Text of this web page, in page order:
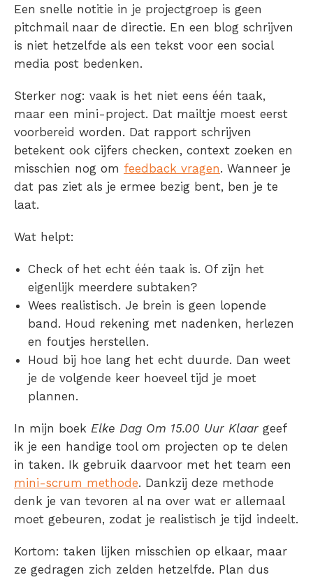
Een snelle notitie in je projectgroep is geen
pitchmail naar de directie. En een blog schrijven
is niet hetzelfde als een tekst voor een social
media post bedenken.
Sterker nog: vaak is het niet eens één taak,
maar een mini-project. Dat mailtje moest eerst
voorbereid worden. Dat rapport schrijven
betekent ook cijfers checken, context zoeken en
misschien nog om feedback vragen. Wanneer je
dat pas ziet als je ermee bezig bent, ben je te
laat.
Wat helpt:
Check of het echt één taak is. Of zijn het
eigenlijk meerdere subtaken?
Wees realistisch. Je brein is geen lopende
band. Houd rekening met nadenken, herlezen
en foutjes herstellen.
Houd bij hoe lang het echt duurde. Dan weet
je de volgende keer hoeveel tijd je moet
plannen.
In mijn boek Elke Dag Om 15.00 Uur Klaar geef
ik je een handige tool om projecten op te delen
in taken. Ik gebruik daarvoor met het team een
mini-scrum methode. Dankzij deze methode
denk je van tevoren al na over wat er allemaal
moet gebeuren, zodat je realistisch je tijd indeelt.
Kortom: taken lijken misschien op elkaar, maar
ze gedragen zich zelden hetzelfde. Plan dus